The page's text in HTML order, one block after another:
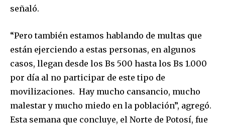
señaló.
“Pero también estamos hablando de multas que
están ejerciendo a estas personas, en algunos
casos, llegan desde los Bs 500 hasta los Bs 1.000
por día al no participar de este tipo de
movilizaciones. Hay mucho cansancio, mucho
malestar y mucho miedo en la población”, agregó.
Esta semana que concluye, el Norte de Potosí, fue